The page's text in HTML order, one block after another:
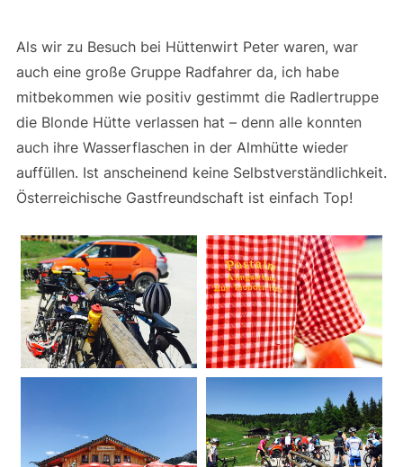
Als wir zu Besuch bei Hüttenwirt Peter waren, war
auch eine große Gruppe Radfahrer da, ich habe
mitbekommen wie positiv gestimmt die Radlertruppe
die Blonde Hütte verlassen hat – denn alle konnten
auch ihre Wasserflaschen in der Almhütte wieder
auffüllen. Ist anscheinend keine Selbstverständlichkeit.
Österreichische Gastfreundschaft ist einfach Top!